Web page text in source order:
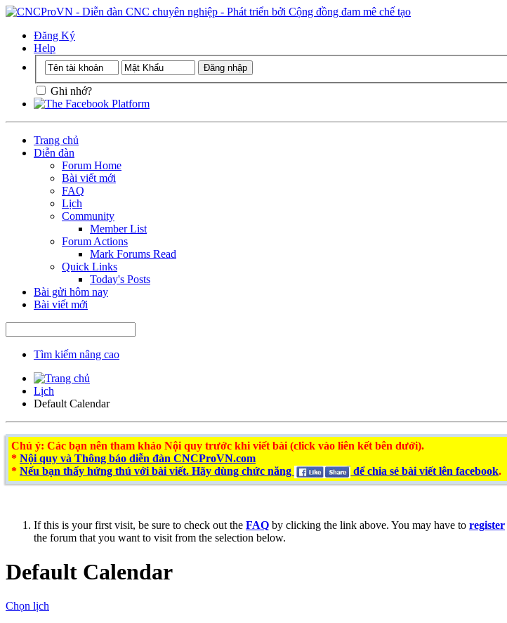
Đăng Ký
Help
Ghi nhớ?
Trang chủ
Diễn đàn
Forum Home
Bài viết mới
FAQ
Lịch
Community
Member List
Forum Actions
Mark Forums Read
Quick Links
Today's Posts
Bài gửi hôm nay
Bài viết mới
Tìm kiếm nâng cao
Lịch
Default Calendar
Chú ý: Các bạn nên tham khảo Nội quy trước khi viết bài (click vào liên kết bên dưới).
* Nội quy và Thông báo diễn đàn CNCProVN.com
* Nếu bạn thấy hứng thú với bài viết. Hãy dùng chức năng để chia sẻ bài viết lên facebook.
If this is your first visit, be sure to check out the FAQ by clicking the link above. You may have to register
the forum that you want to visit from the selection below.
Default Calendar
Chọn lịch